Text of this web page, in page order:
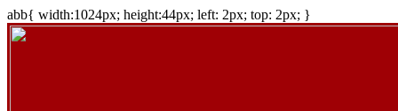
abb{ width:1024px; height:44px; left: 2px; top: 2px; }